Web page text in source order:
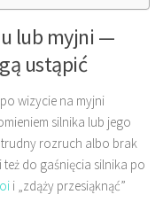
lub myjni —
ustąpić
wizycie na myjni
silnika lub jego
trudny rozruch albo brak
do gaśnięcia silnika po
i „zdąży przesiąknąć”